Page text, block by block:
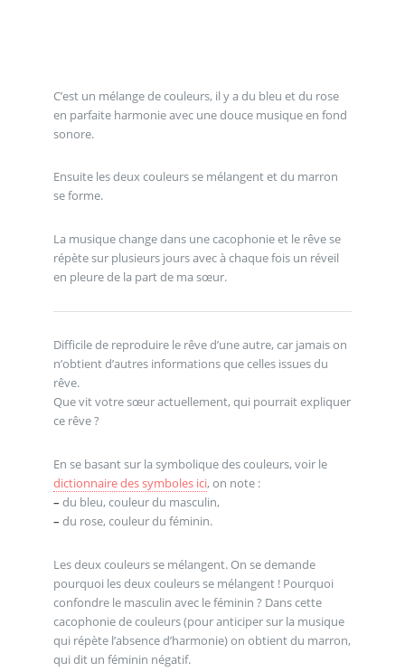
C’est un mélange de couleurs, il y a du bleu et du rose
en parfaite harmonie avec une douce musique en fond
sonore.
Ensuite les deux couleurs se mélangent et du marron
se forme.
La musique change dans une cacophonie et le rêve se
répète sur plusieurs jours avec à chaque fois un réveil
en pleure de la part de ma sœur.
Difficile de reproduire le rêve d’une autre, car jamais on
n’obtient d’autres informations que celles issues du
rêve.
Que vit votre sœur actuellement, qui pourrait expliquer
ce rêve ?
En se basant sur la symbolique des couleurs, voir le
dictionnaire des symboles ici, on note :
– du bleu, couleur du masculin,
– du rose, couleur du féminin.
Les deux couleurs se mélangent. On se demande
pourquoi les deux couleurs se mélangent ! Pourquoi
confondre le masculin avec le féminin ? Dans cette
cacophonie de couleurs (pour anticiper sur la musique
qui répète l’absence d’harmonie) on obtient du marron,
qui dit un féminin négatif.